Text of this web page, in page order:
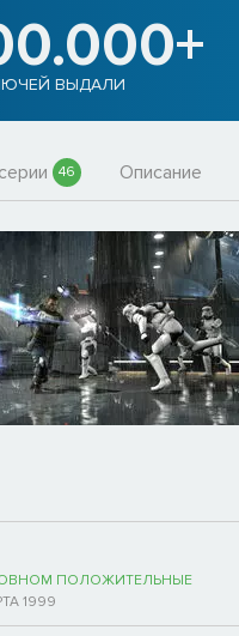
ВЫДАЛИ
46 Описание
ПОЛОЖИТЕЛЬНЫЕ
1999